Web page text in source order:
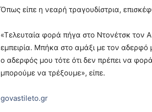
Όπως είπε η νεαρή τραγουδίστρια,
«Τελευταία φορά πήγα στο Ντονέτσκ τον
εμπειρία. Μπήκα στο αμάξι με τον
ο αδερφός μου τότε ότι δεν πρέπει να
μπορούμε να τρέξουμε», είπε.
govastileto.gr